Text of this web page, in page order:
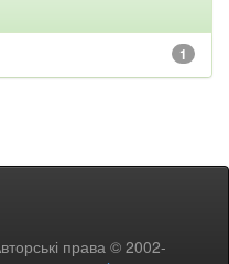
1
права © 2002-